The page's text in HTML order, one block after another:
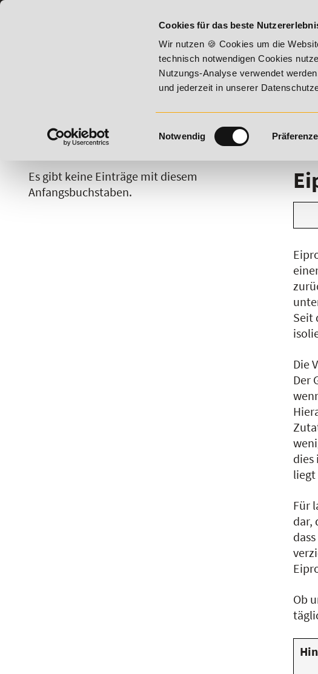
Cookies für das beste
Wir nutzen 🍪 Cookies um die
technisch notwendigen Cookies
Nutzungs-Analyse verwendet
und jederzeit in unserer
Einwilligungsauswahl
Notwendig
20% Rabatt bis 17. August 2026 -
B C G H
Seit
Die
Der
dies
liegt
Für
dar,
Ob
Es gibt keine Einträge mit diesem
Anfangsbuchstaben.